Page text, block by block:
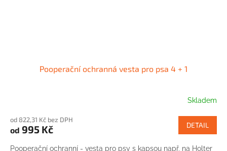
Pooperační ochranná vesta pro psa 4 + 1
Skladem
od 822,31 Kč bez DPH
od 995 Kč DETAIL
Pooperační ochranní - vesta pro psy s kapsou např. na Holter